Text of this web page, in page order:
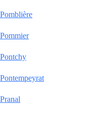
Pomblière
Pommier
Pontchy
Pontempeyrat
Pranal